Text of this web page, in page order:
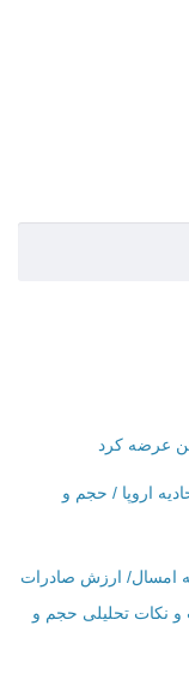
عرضه کرد
اروپا / حجم و
میلیون تن آهن و فولاد در ۱۱ ماهه امسال/ ارزش صادرات
جزئیات و نکات تحلیلی حجم و